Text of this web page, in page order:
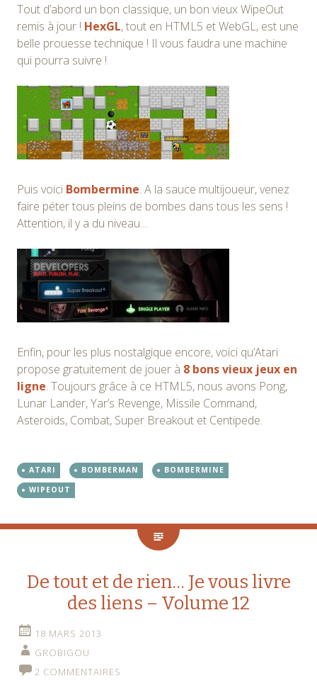
Tout d’abord un bon classique, un bon vieux WipeOut
remis à jour ! HexGL, tout en HTML5 et WebGL, est une
belle prouesse technique ! Il vous faudra une machine
qui pourra suivre !
Puis voici Bombermine. A la sauce multijoueur, venez
faire péter tous pleins de bombes dans tous les sens !
Attention, il y a du niveau…
Enfin, pour les plus nostalgique encore, voici qu’Atari
propose gratuitement de jouer à 8 bons vieux jeux en
ligne. Toujours grâce à ce HTML5, nous avons Pong,
Lunar Lander, Yar’s Revenge, Missile Command,
Asteroids, Combat, Super Breakout et Centipede.
ATARI BOMBERMAN
BOMBERMINE
WIPEOUT
De tout et de rien… Je vous livre
des liens – Volume 12
18 MARS 2013
GROBIGOU
2 COMMENTAIRES